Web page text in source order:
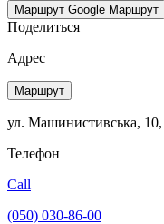
Маршрут Google Маршрут
Поделиться
Адрес
Маршрут
ул. Машинистивська, 10,
Телефон
Call
(050) 030-86-00